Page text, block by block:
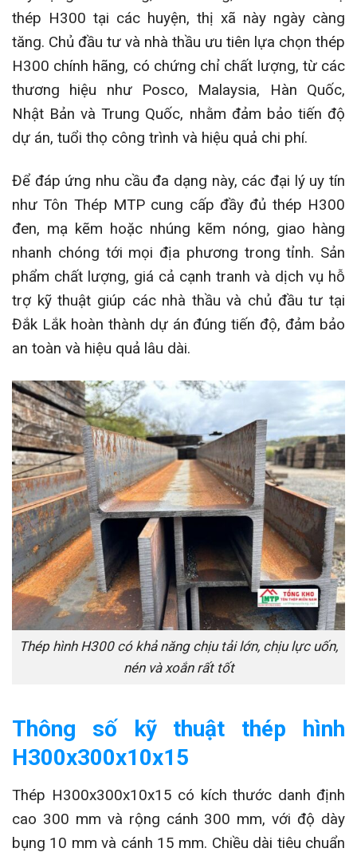
thép H300 tại các huyện, thị xã này ngày càng
tăng. Chủ đầu tư và nhà thầu ưu tiên lựa chọn thép
H300 chính hãng, có chứng chỉ chất lượng, từ các
thương hiệu như Posco, Malaysia, Hàn Quốc,
Nhật Bản và Trung Quốc, nhằm đảm bảo tiến độ
dự án, tuổi thọ công trình và hiệu quả chi phí.
Để đáp ứng nhu cầu đa dạng này, các đại lý uy tín
như Tôn Thép MTP cung cấp đầy đủ thép H300
đen, mạ kẽm hoặc nhúng kẽm nóng, giao hàng
nhanh chóng tới mọi địa phương trong tỉnh. Sản
phẩm chất lượng, giá cả cạnh tranh và dịch vụ hỗ
trợ kỹ thuật giúp các nhà thầu và chủ đầu tư tại
Đắk Lắk hoàn thành dự án đúng tiến độ, đảm bảo
an toàn và hiệu quả lâu dài.
Thép hình H300 có khả năng chịu tải lớn, chịu lực uốn,
nén và xoắn rất tốt
Thông số kỹ thuật thép hình
H300x300x10x15
Thép H300x300x10x15 có kích thước danh định
cao 300 mm và rộng cánh 300 mm, với độ dày
bụng 10 mm và cánh 15 mm. Chiều dài tiêu chuẩn